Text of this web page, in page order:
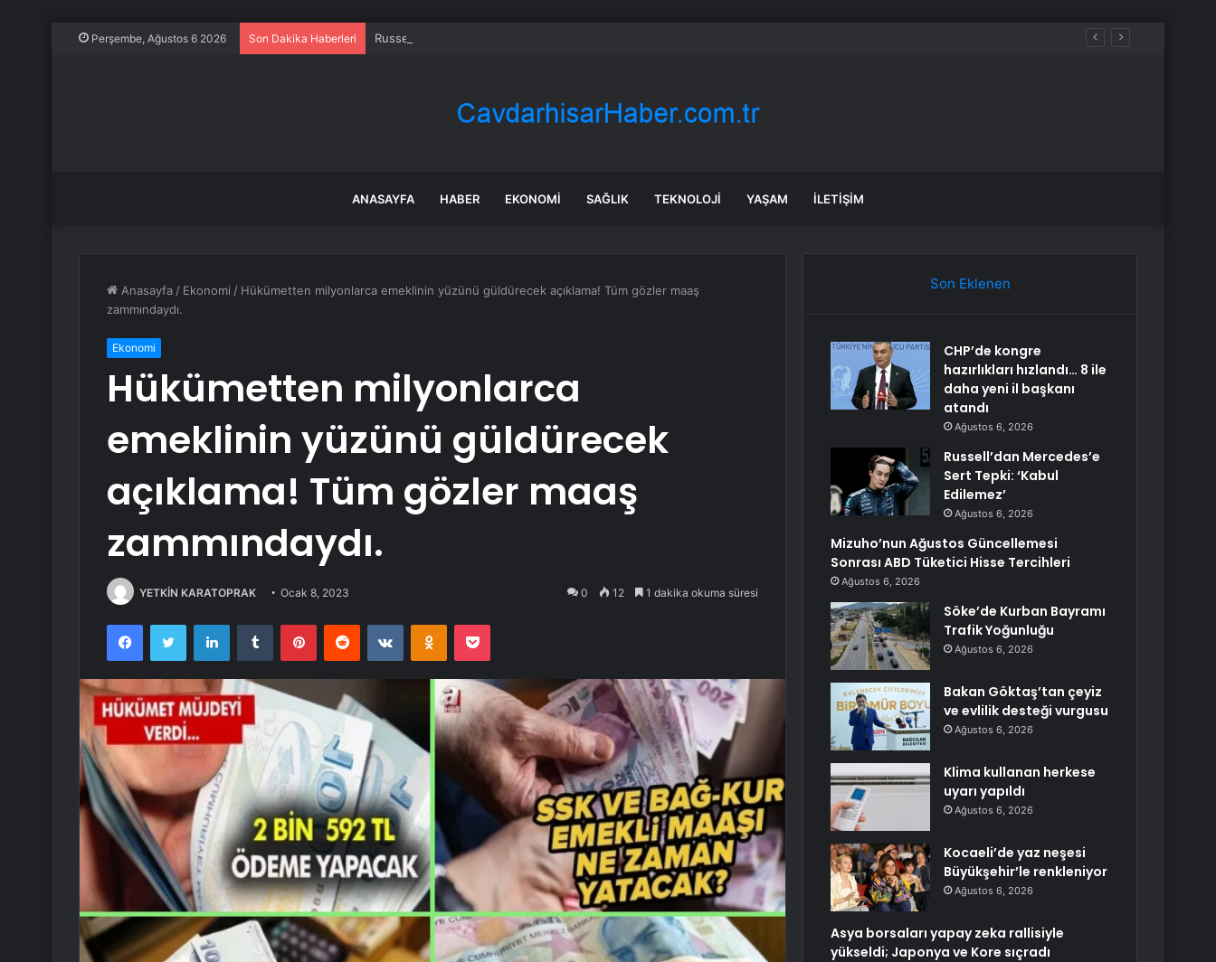
Perşembe, Ağustos 6 2026 Son Dakika Haberleri Russell’dan Mercedes’e Sert Tepki: ‘Kabul Edilemez’
ANASAYFA HABER EKONOMI SAĞLIK TEKNOLOJI YAŞAM İLETIŞIM
Anasayfa / Ekonomi / Hükümetten milyonlarca emeklinin yüzünü güldürecek açıklama! Tüm gözler maaş
zammındaydı.
Ekonomi
Hükümetten milyonlarca
emeklinin yüzünü güldürecek
açıklama! Tüm gözler maaş
zammındaydı.
YETKİN KARATOPRAK Ocak 8, 2023 0 12 1 dakika okuma süresi
FacebookTwitter LinkedInTumblr PinterestReddit VKontakteOdnoklassniki
Pocket
Son Eklenen
CHP’de kongre
hazırlıkları hızlandı… 8 ile
daha yeni il başkanı
atandı
Ağustos 6, 2026
Russell’dan Mercedes’e
Sert Tepki: ‘Kabul
Edilemez’
Ağustos 6, 2026
Mizuho’nun Ağustos Güncellemesi
Sonrası ABD Tüketici Hisse Tercihleri
Ağustos 6, 2026
Söke’de Kurban Bayramı
Trafik Yoğunluğu
Ağustos 6, 2026
Bakan Göktaş’tan çeyiz
ve evlilik desteği vurgusu
Ağustos 6, 2026
Klima kullanan herkese
uyarı yapıldı
Ağustos 6, 2026
Kocaeli’de yaz neşesi
Büyükşehir’le renkleniyor
Ağustos 6, 2026
Asya borsaları yapay zeka rallisiyle
yükseldi; Japonya ve Kore sıçradı